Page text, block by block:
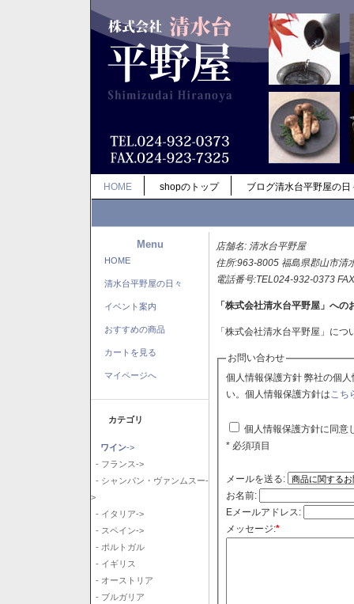
HOME shopのトップ ブログ清水台平野屋の日
Menu
HOME
清水台平野屋の日々
イベント案内
おすすめの商品
カートを見る
マイページへ
カテゴリ
ワイン->
- フランス->
- シャンパン・ヴァンムスー-
>
- イタリア->
- スペイン->
- ポルトガル
- イギリス
- オーストリア
- ブルガリア
店舗名: 清水台平野屋
住所:963-8005 福島県郡山市清
電話番号:TEL024-932-0373
「株式会社清水台平野屋」への
「株式会社清水台平野屋」に
お問い合わせ
個人情報保護方針 弊社の個人情報保護方針に同意される場合はチェックボックスをクリックしてくださ
い。個人情報保護方針はこち
個人情報保護方針に同意
* 必須項目
メールを送る:
お名前:
Eメールアドレス:
メッセージ:*